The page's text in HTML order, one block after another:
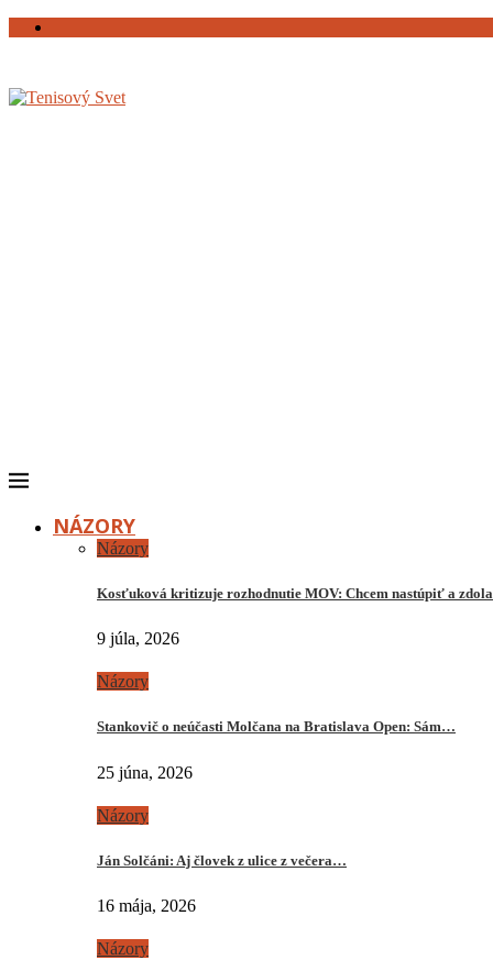
NÁZORY
Názory
Kosťuková kritizuje rozhodnutie MOV: Chcem nastúpiť a
9 júla, 2026
Názory
Stankovič o neúčasti Molčana na Bratislava Open: Sám…
25 júna, 2026
Názory
Ján Solčáni: Aj človek z ulice z večera…
16 mája, 2026
Názory